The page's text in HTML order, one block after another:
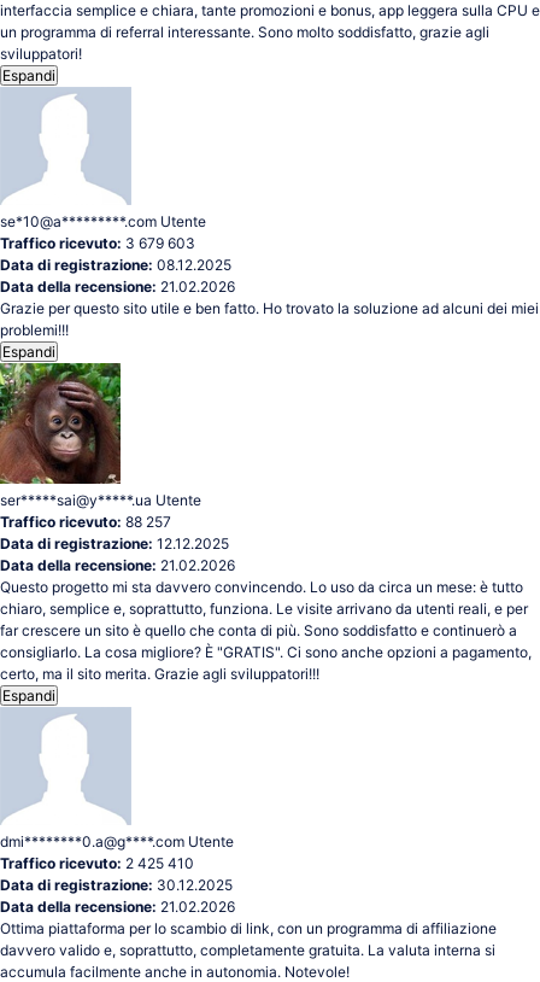
interfaccia semplice e chiara, tante promozioni e bonus, app leggera sulla CPU e
un programma di referral interessante. Sono molto soddisfatto, grazie agli
sviluppatori!
Espandi
se*10@a*********.com Utente
Traffico ricevuto: 3 679 603
Data di registrazione: 08.12.2025
Data della recensione: 21.02.2026
Grazie per questo sito utile e ben fatto. Ho trovato la soluzione ad alcuni dei miei
problemi!!!
Espandi
ser*****sai@y*****.ua Utente
Traffico ricevuto: 88 257
Data di registrazione: 12.12.2025
Data della recensione: 21.02.2026
Questo progetto mi sta davvero convincendo. Lo uso da circa un mese: è tutto
chiaro, semplice e, soprattutto, funziona. Le visite arrivano da utenti reali, e per
far crescere un sito è quello che conta di più. Sono soddisfatto e continuerò a
consigliarlo. La cosa migliore? È "GRATIS". Ci sono anche opzioni a pagamento,
certo, ma il sito merita. Grazie agli sviluppatori!!!
Espandi
dmi********0.a@g****.com Utente
Traffico ricevuto: 2 425 410
Data di registrazione: 30.12.2025
Data della recensione: 21.02.2026
Ottima piattaforma per lo scambio di link, con un programma di affiliazione
davvero valido e, soprattutto, completamente gratuita. La valuta interna si
accumula facilmente anche in autonomia. Notevole!